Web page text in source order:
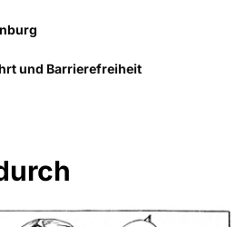
und Barrierefreiheit